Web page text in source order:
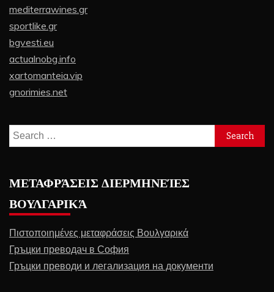
mediterrawines.gr
sportlike.gr
bgvesti.eu
actualnobg.info
xartomanteia.vip
gnorimies.net
Search
for:
ΜΕΤΑΦΡΆΣΕΙΣ ΔΙΕΡΜΗΝΕΊΕΣ
ΒΟΥΛΓΑΡΙΚΆ
Πιστοποιημένες μεταφράσεις Βουλγαρικά
Гръцки преводач в София
Гръцки преводи и легализация на документи